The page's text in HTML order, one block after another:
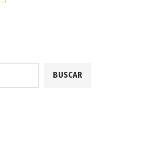
BUSCAR